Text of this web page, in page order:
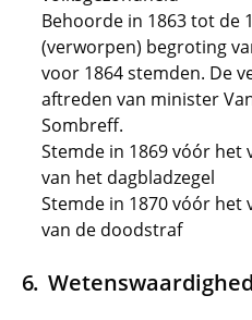
Behoorde in 1863 tot de
(verworpen) begroting
voor 1864 stemden. De
aftreden van minister
Sombreff.
Stemde in 1869 vóór
van het dagbladzegel
Stemde in 1870 vóór
van de doodstraf